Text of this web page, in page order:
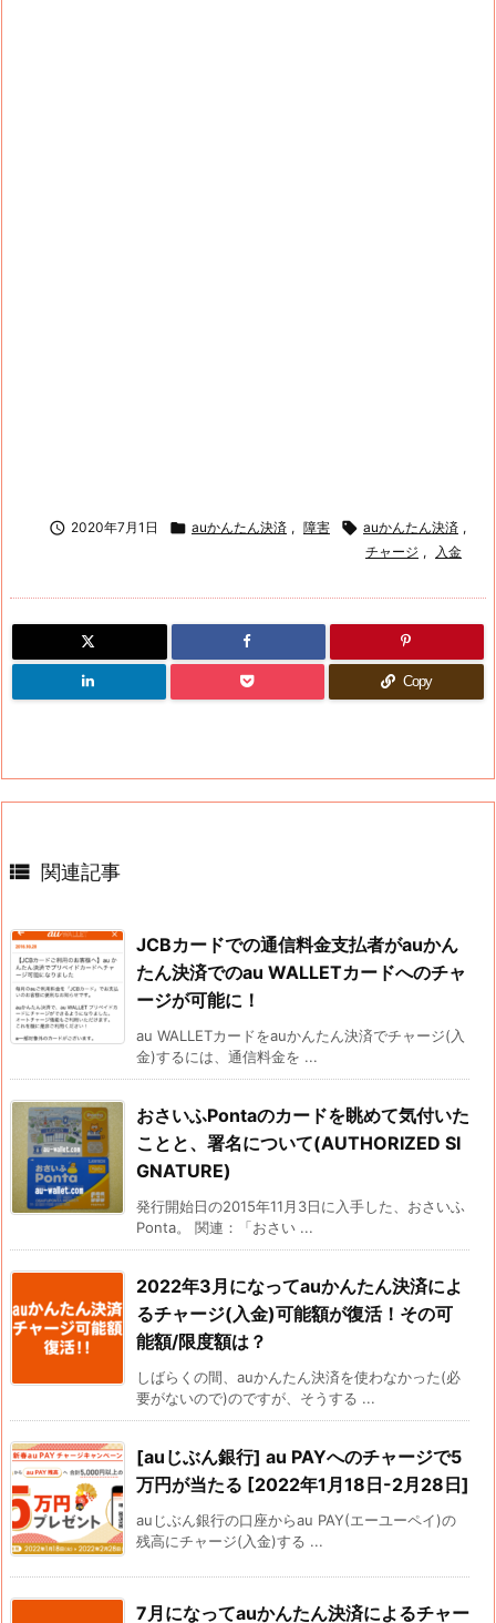
 2020年7月1日  auかんたん決済 , 障害  auかんたん決済 ,
チャージ , 入金
Copy
 関連記事
JCBカードでの通信料金支払者がauかん
たん決済でのau WALLETカードへのチャ
ージが可能に！
au WALLETカードをauかんたん決済でチャージ(入
金)するには、通信料金を ...
おさいふPontaのカードを眺めて気付いた
ことと、署名について(AUTHORIZED SI
GNATURE)
発行開始日の2015年11月3日に入手した、おさいふ
Ponta。 関連：「おさい ...
2022年3月になってauかんたん決済によ
るチャージ(入金)可能額が復活！その可
能額/限度額は？
しばらくの間、auかんたん決済を使わなかった(必
要がないので)のですが、そうする ...
[auじぶん銀行] au PAYへのチャージで5
万円が当たる [2022年1月18日-2月28日]
auじぶん銀行の口座からau PAY(エーユーペイ)の
残高にチャージ(入金)する ...
7月になってauかんたん決済によるチャー